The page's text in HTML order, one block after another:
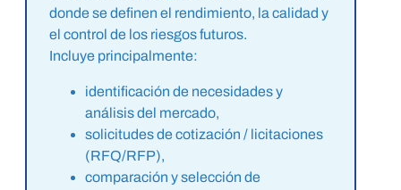
donde se definen el rendimiento, la calidad y
el control de los riesgos futuros.
Incluye principalmente:
identificación de necesidades y
análisis del mercado,
solicitudes de cotización / licitaciones
(RFQ/RFP),
comparación y selección de